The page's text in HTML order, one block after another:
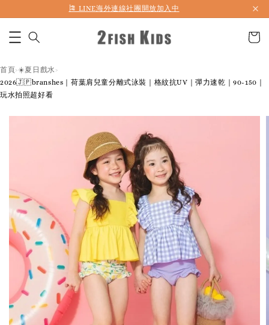
首購折50 ｜ 滿1,500 免運 ｜ 滿2,900 折140 ｜ 3%購物金
首頁›☀️夏日戲水›
2026🇯🇵branshes｜荷葉肩兒童分離式泳裝｜格紋抗UV｜彈力速乾｜90-150｜
玩水拍照超好看